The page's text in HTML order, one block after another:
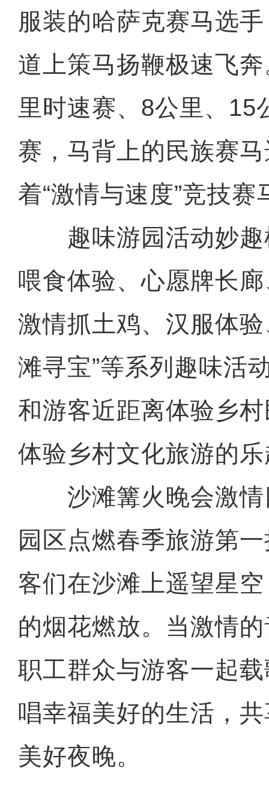
服装的哈萨克赛马选
道上策马扬鞭极速飞
里时速赛、8公里、15
赛，马背上的民族赛
着“激情与速度”竞技赛
趣味游园活动妙趣
喂食体验、心愿牌长
激情抓土鸡、汉服体
滩寻宝”等系列趣味活
和游客近距离体验乡
体验乡村文化旅游的
沙滩篝火晚会激情
园区点燃春季旅游第
客们在沙滩上遥望星
的烟花燃放。当激情
职工群众与游客一起
唱幸福美好的生活，
美好夜晚。